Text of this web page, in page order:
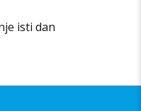
isti dan